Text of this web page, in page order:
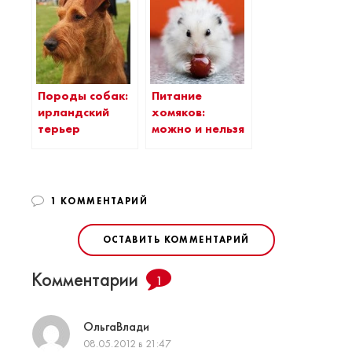
Породы собак:
ирландский
терьер
Питание
хомяков:
можно и нельзя
1 КОММЕНТАРИЙ
ОСТАВИТЬ КОММЕНТАРИЙ
Комментарии 1
ОльгаВлади
08.05.2012 в 21:47